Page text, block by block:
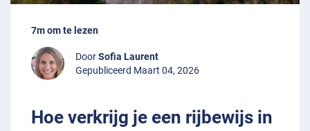
7m om te lezen
DoorSofia Laurent
Gepubliceerd Maart 04, 2026
Hoe verkrijg je een rijbewijs in